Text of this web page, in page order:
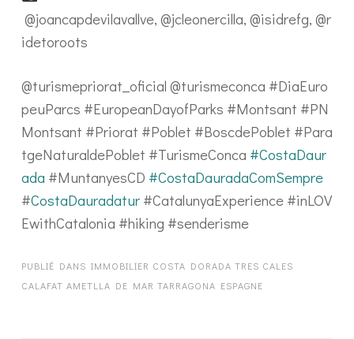
@joancapdevilavallve, @jcleonercilla, @isidrefg, @r
idetoroots
@turismepriorat_oficial @turismeconca #DiaEuro
peuParcs #EuropeanDayofParks #Montsant #PN
Montsant #Priorat #Poblet #BoscdePoblet #Para
tgeNaturaldePoblet #TurismeConca #CostaDaur
ada #MuntanyesCD #CostaDauradaComSempre
#CostaDauradatur #CatalunyaExperience #inLOV
EwithCatalonia #hiking #senderisme
PUBLIÉ DANS IMMOBILIER COSTA DORADA TRES CALES
CALAFAT AMETLLA DE MAR TARRAGONA ESPAGNE